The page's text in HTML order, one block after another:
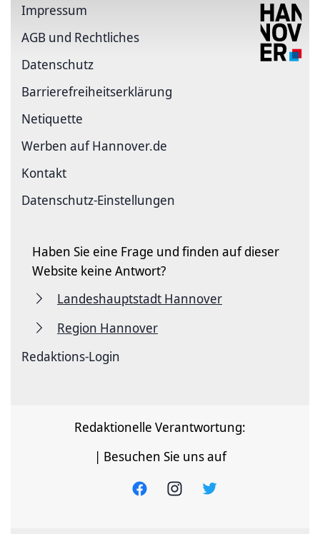
Impressum
AGB und Rechtliches
Datenschutz
Barriere­freiheits­erklärung
Netiquette
Werben auf Hannover.de
Kontakt
Datenschutz-Einstellungen
Haben Sie eine Frage und finden auf dieser
Website keine Antwort?
Landeshauptstadt Hannover
Region Hannover
Redaktions-Login
Redaktionelle Verantwortung:
| Besuchen Sie uns auf